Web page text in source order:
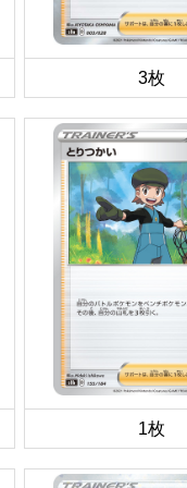
3枚
1枚